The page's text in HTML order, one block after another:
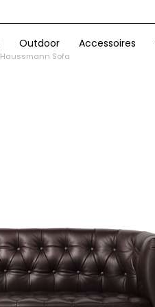
Outdoor Accessoires
Haussmann Sofa